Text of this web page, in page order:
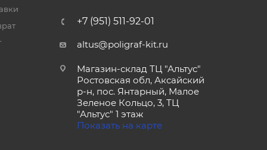
+7 (951) 511-92-01
altus@poligraf-kit.ru
Магазин-склад ТЦ "Альтус"
Ростовская обл, Аксайский
р-н, пос. Янтарный, Малое
Зеленое Кольцо, 3, ТЦ
"Альтус" 1 этаж
Показать на карте